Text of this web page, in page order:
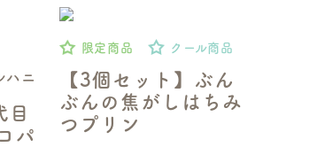
ハニ
目
パ
【3個セット】ぶん
ぶんの焦がしはちみ
つプリン
限定商品 クール商品